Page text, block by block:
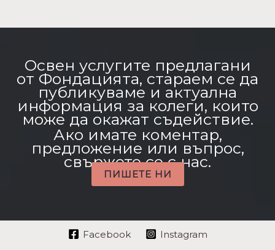
Освен услугите предлагани
от Фондацията, стараем се да
публикуваме и актуална
информация за колеги, които
може да окажат съдействие.
Ако имате коментар,
предложение или въпрос,
свържете се с нас.
ПИШЕТЕ НИ
Facebook Instagram